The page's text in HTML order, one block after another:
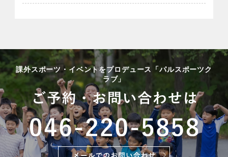
課外スポーツ・イベントをプロデュース「パルスポーツク
ラブ」